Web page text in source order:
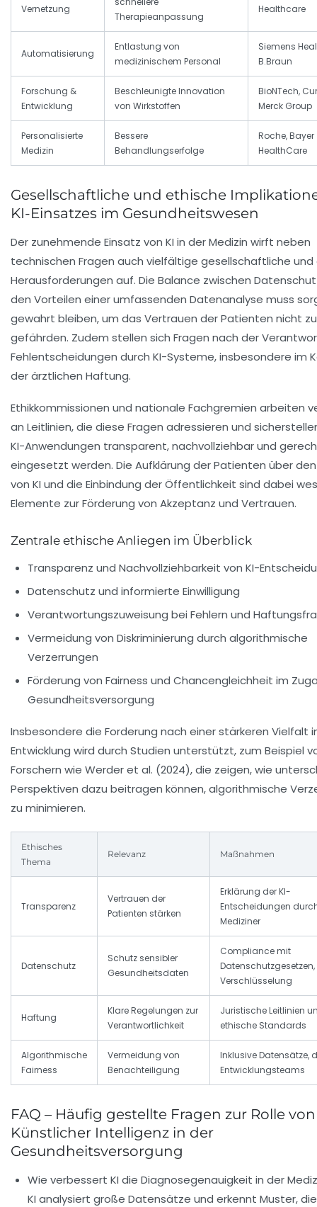
Vernetzung
Therapieanpassung
Healthcare
Automatisierung
Entlastung von
medizinischem Personal
Siemens
B.Braun
Forschung &
Entwicklung
Beschleunigte Innovation
von Wirkstoffen
BioNTech,
Merck Group
Personalisierte
Medizin
Bessere
Behandlungserfolge
Roche, Bayer
HealthCare
Gesellschaftliche und ethische
KI-Einsatzes im Gesundheitswesen
Der zunehmende Einsatz von KI in der Medizin wirft neben
technischen Fragen auch vielfältige gesellschaftliche
Herausforderungen auf. Die Balance zwischen
den Vorteilen einer umfassenden Datenanalyse muss
gewahrt bleiben, um das Vertrauen der Patienten nicht zu
gefährden. Zudem stellen sich Fragen nach der
Fehlentscheidungen durch KI-Systeme, insbesondere im
der ärztlichen Haftung.
Ethikkommissionen und nationale Fachgremien arbeiten
an Leitlinien, die diese Fragen adressieren und
KI-Anwendungen transparent, nachvollziehbar und
eingesetzt werden. Die Aufklärung der Patienten über
von KI und die Einbindung der Öffentlichkeit sind dabei
Elemente zur Förderung von Akzeptanz und Vertrauen.
Zentrale ethische Anliegen im Überblick
Transparenz und Nachvollziehbarkeit von KI-
Datenschutz und informierte Einwilligung
Verantwortungszuweisung bei Fehlern und
Vermeidung von Diskriminierung durch algorithmische
Verzerrungen
Förderung von Fairness und Chancengleichheit im
Gesundheitsversorgung
Insbesondere die Forderung nach einer stärkeren Vielfalt
Entwicklung wird durch Studien unterstützt, zum Beispiel
Forschern wie Werder et al. (2024), die zeigen, wie
Perspektiven dazu beitragen können, algorithmische
zu minimieren.
Ethisches
Thema
Relevanz Maßnahmen
Transparenz
Vertrauen der
Patienten stärken
Erklärung der KI-
Entscheidungen
Mediziner
Datenschutz
Schutz sensibler
Gesundheitsdaten
Compliance mit
Datenschutzgesetzen,
Verschlüsselung
Haftung
Klare Regelungen zur
Verantwortlichkeit
Juristische Leitlinien
ethische Standards
Algorithmische
Fairness
Vermeidung von
Benachteiligung
Inklusive Datensätze,
Entwicklungsteams
FAQ – Häufig gestellte Fragen zur Rolle von
Künstlicher Intelligenz in der
Gesundheitsversorgung
Wie verbessert KI die Diagnosegenauigkeit in der
KI analysiert große Datensätze und erkennt Muster, die